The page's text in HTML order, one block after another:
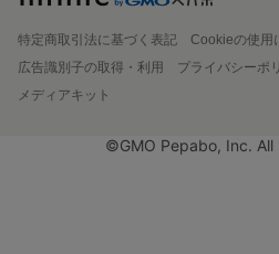
特定商取引法に基づく表記
Cookieの使用
広告識別子の取得・利用
プライバシーポ
メディアキット
©GMO Pepabo, Inc.